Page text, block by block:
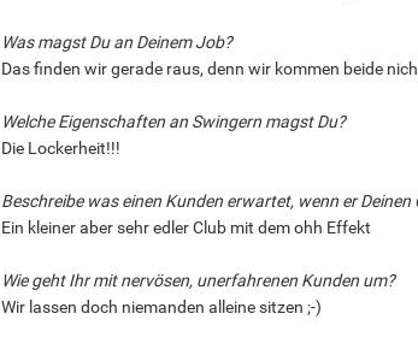
Was magst Du an Deinem Job?
Das finden wir gerade raus, denn wir kommen beide
Welche Eigenschaften an Swingern magst Du?
Die Lockerheit!!!
Beschreibe was einen Kunden erwartet, wenn er Deinen
Ein kleiner aber sehr edler Club mit dem ohh Effekt
Wie geht Ihr mit nervösen, unerfahrenen Kunden um?
Wir lassen doch niemanden alleine sitzen ;-)